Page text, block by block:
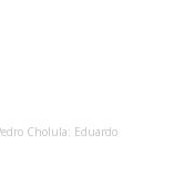
Cholula: Eduardo